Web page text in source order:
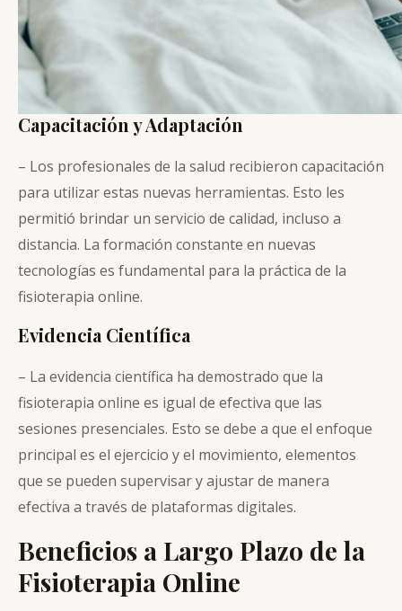
Capacitación y Adaptación
– Los profesionales de la salud recibieron capacitación
para utilizar estas nuevas herramientas. Esto les
permitió brindar un servicio de calidad, incluso a
distancia. La formación constante en nuevas
tecnologías es fundamental para la práctica de la
fisioterapia online.
Evidencia Científica
– La evidencia científica ha demostrado que la
fisioterapia online es igual de efectiva que las
sesiones presenciales. Esto se debe a que el enfoque
principal es el ejercicio y el movimiento, elementos
que se pueden supervisar y ajustar de manera
efectiva a través de plataformas digitales.
Beneficios a Largo Plazo de la
Fisioterapia Online